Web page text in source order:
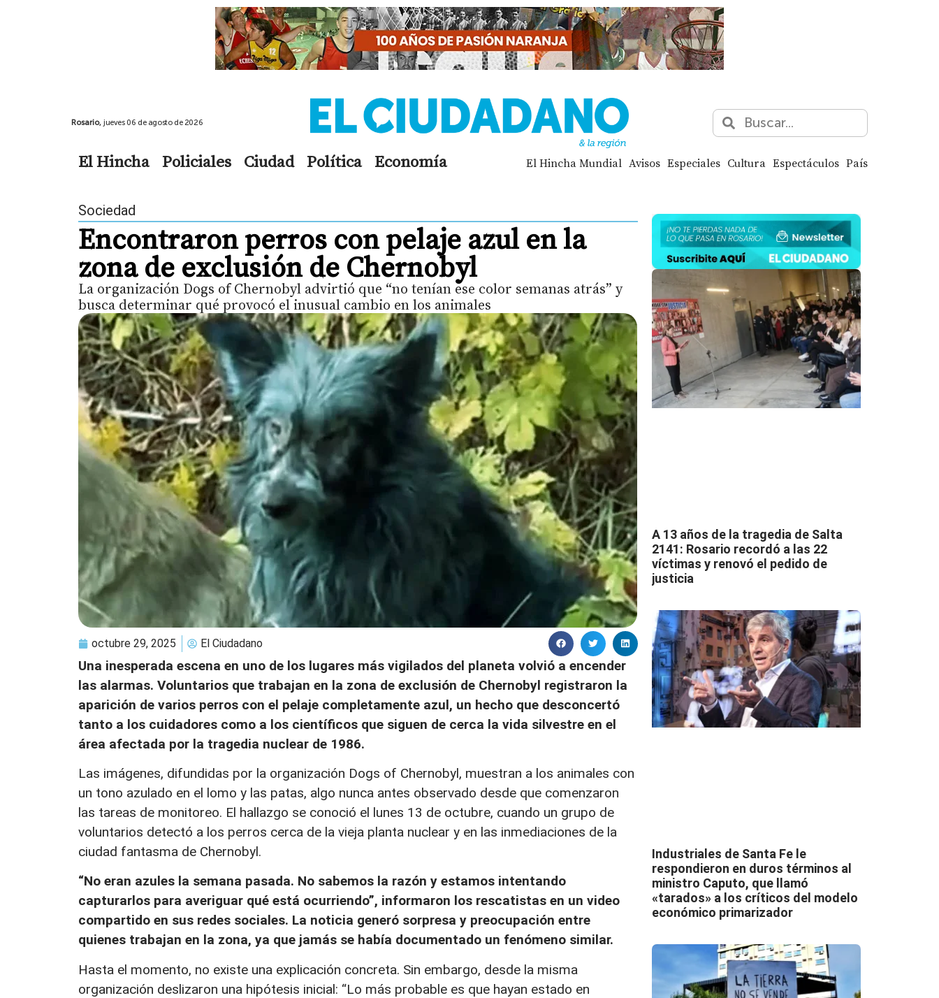
Rosario, jueves 06 de agosto de 2026
El Hincha Policiales Ciudad Política Economía El Hincha Mundial Avisos Especiales Cultura Espectáculos País
Sociedad
Encontraron perros con pelaje azul en la
zona de exclusión de Chernobyl
La organización Dogs of Chernobyl advirtió que “no tenían ese color semanas atrás” y
busca determinar qué provocó el inusual cambio en los animales
octubre 29, 2025 El Ciudadano
Una inesperada escena en uno de los lugares más vigilados del planeta volvió a encender
las alarmas. Voluntarios que trabajan en la zona de exclusión de Chernobyl registraron la
aparición de varios perros con el pelaje completamente azul, un hecho que desconcertó
tanto a los cuidadores como a los científicos que siguen de cerca la vida silvestre en el
área afectada por la tragedia nuclear de 1986.
Las imágenes, difundidas por la organización Dogs of Chernobyl, muestran a los animales con
un tono azulado en el lomo y las patas, algo nunca antes observado desde que comenzaron
las tareas de monitoreo. El hallazgo se conoció el lunes 13 de octubre, cuando un grupo de
voluntarios detectó a los perros cerca de la vieja planta nuclear y en las inmediaciones de la
ciudad fantasma de Chernobyl.
“No eran azules la semana pasada. No sabemos la razón y estamos intentando
capturarlos para averiguar qué está ocurriendo”, informaron los rescatistas en un video
compartido en sus redes sociales. La noticia generó sorpresa y preocupación entre
quienes trabajan en la zona, ya que jamás se había documentado un fenómeno similar.
Hasta el momento, no existe una explicación concreta. Sin embargo, desde la misma
organización deslizaron una hipótesis inicial: “Lo más probable es que hayan estado en
A 13 años de la tragedia de Salta
2141: Rosario recordó a las 22
víctimas y renovó el pedido de
justicia
Industriales de Santa Fe le
respondieron en duros términos al
ministro Caputo, que llamó
«tarados» a los críticos del modelo
económico primarizador